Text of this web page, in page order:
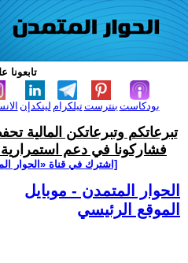
تابعونا
لينكدإن تيلكرامبنترست بودكاست
تبرعاتكم وتبرعاتكن المالية
فشاركونا في دعم استمرارية
[اشترك في قناة ‫«الحوار
الحوار المتمدن - موبايل
الموقع الرئيسي